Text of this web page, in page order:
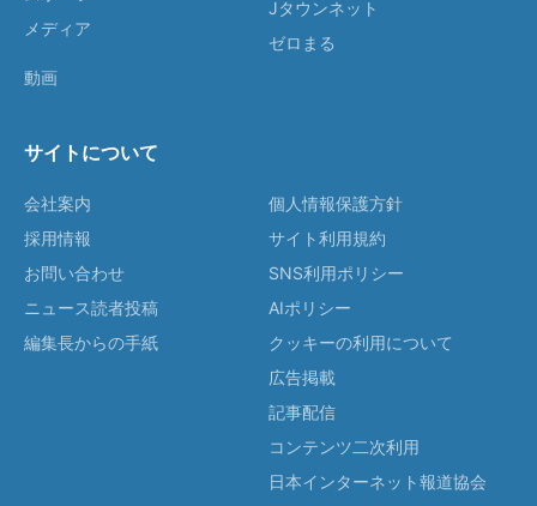
メディア
動画
Jタウンネット
ゼロまる
サイトについて
会社案内
採用情報
お問い合わせ
ニュース読者投稿
編集長からの手紙
個人情報保護方針
サイト利用規約
SNS利用ポリシー
AIポリシー
クッキーの利用について
広告掲載
記事配信
コンテンツ二次利用
日本インターネット報道協会